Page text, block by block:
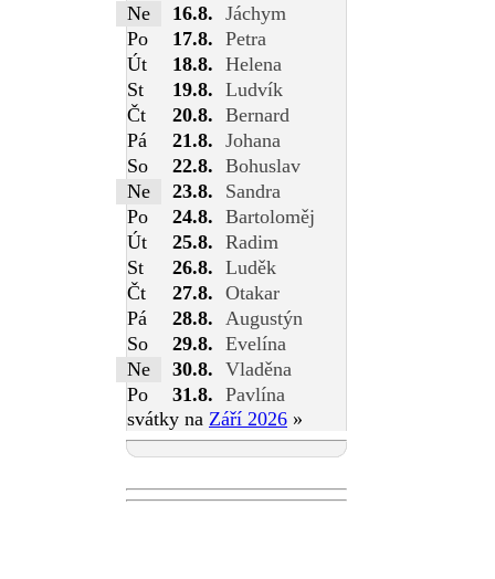
Ne
16.8. Jáchym
Po
17.8. Petra
Út
18.8. Helena
St
19.8. Ludvík
Čt
20.8. Bernard
Pá
21.8. Johana
So
22.8. Bohuslav
Ne
23.8.
Sandra
Po
24.8. Bartoloměj
Út
25.8. Radim
St
26.8. Luděk
Čt
27.8. Otakar
Pá
28.8.
Augustýn
So
29.8. Evelína
Ne
30.8. Vladěna
Po
31.8. Pavlína
svátky na Září 2026 »